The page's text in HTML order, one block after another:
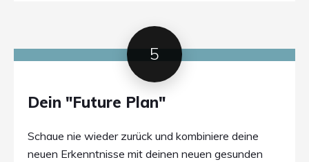
5
Dein "Future Plan"
Schaue nie wieder zurück und kombiniere deine
neuen Erkenntnisse mit deinen neuen gesunden